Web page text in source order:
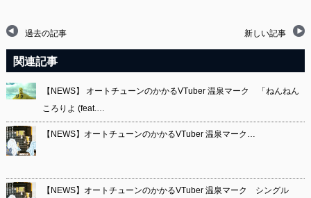
過去の記事 新しい記事
関連記事
【NEWS】 オートチューンのかかるVTuber 温泉マーク 「ねんねん
ころりよ (feat.…
【NEWS】オートチューンのかかるVTuber 温泉マーク…
【NEWS】オートチューンのかかるVTuber 温泉マーク シングル